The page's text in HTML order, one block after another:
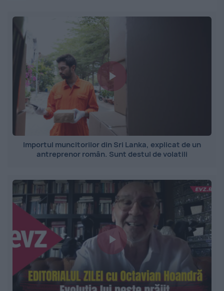
Importul muncitorilor din Sri Lanka, explicat de un
antreprenor român. Sunt destul de volatili